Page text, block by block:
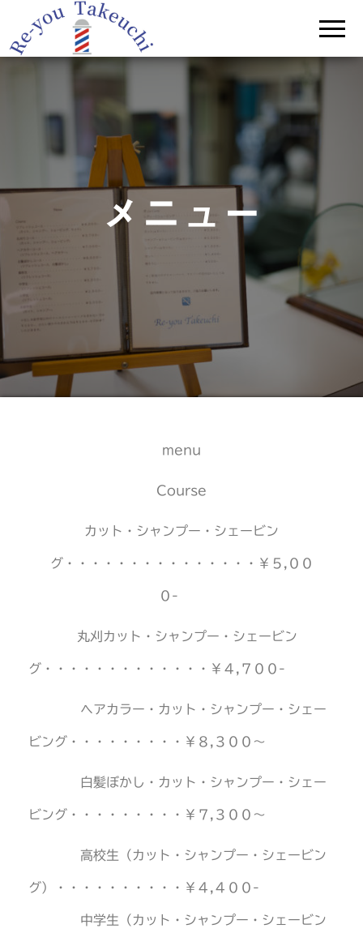
ウチ
メニュー
menu
Course
カット・シャンプー・シェービン
グ・・・・・・・・・・・・・・・￥５,００
０-
丸刈カット・シャンプー・シェービン
グ・・・・・・・・・・・・・￥４,７００-
ヘアカラー・カット・シャンプー・シェー
ビング・・・・・・・・・￥８,３００〜
白髪ぼかし・カット・シャンプー・シェー
ビング・・・・・・・・・￥７,３００〜
高校生（カット・シャンプー・シェービン
グ）・・・・・・・・・・￥４,４００-
中学生（カット・シャンプー・シェービン